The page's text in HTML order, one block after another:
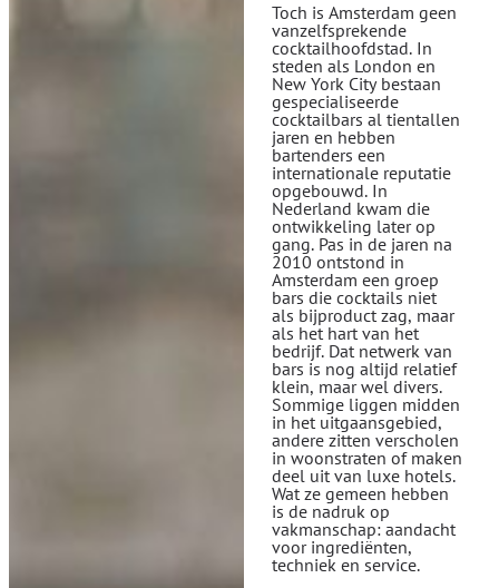
Toch is Amsterdam geen
vanzelfsprekende
cocktailhoofdstad. In
steden als London en
New York City bestaan
gespecialiseerde
cocktailbars al tientallen
jaren en hebben
bartenders een
internationale reputatie
opgebouwd. In
Nederland kwam die
ontwikkeling later op
gang. Pas in de jaren na
2010 ontstond in
Amsterdam een groep
bars die cocktails niet
als bijproduct zag, maar
als het hart van het
bedrijf. Dat netwerk van
bars is nog altijd relatief
klein, maar wel divers.
Sommige liggen midden
in het uitgaansgebied,
andere zitten verscholen
in woonstraten of maken
deel uit van luxe hotels.
Wat ze gemeen hebben
is de nadruk op
vakmanschap: aandacht
voor ingrediënten,
techniek en service.